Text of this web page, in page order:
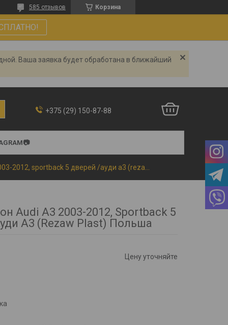
Корзина
585 отзывов
Ваша заявка будет обработана в ближайший
+375 (29) 150-87-88
Audi A3 2003-2012, Sportback 5
А3 (Rezaw Plast) Польша
Цену уточняйте